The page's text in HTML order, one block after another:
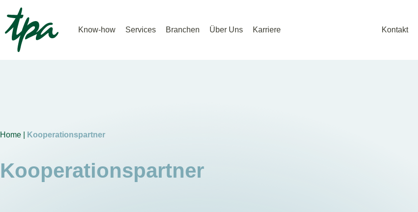
Know-how Services Branchen Über Uns Karriere Kontakt
Home | Kooperationspartner
Kooperationspartner